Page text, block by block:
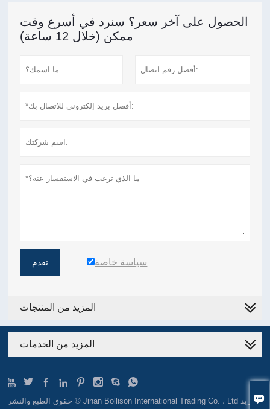

الحصول على آخر سعر؟ سنرد في أسرع وقت
ممكن (خلال 12 ساعة)
تقدم سياسة خاصة
المزيد من المنتجات
المزيد من الخدمات
       
حقوق الطبع والنشر © Jinan Bollison International Trading Co. ، Ltd البريد